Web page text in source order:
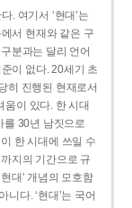
. 여기서 ‘현대’는
서 현재와 같은 구
분과는 달리 언어
이 없다. 20세기 초
히 진행된 현재로서
움이 있다. 한 시대
를 30년 남짓으로
한 시대에 쓰일 수
지의 기간으로 규
대’ 개념의 모호함
다. ‘현대’는 국어